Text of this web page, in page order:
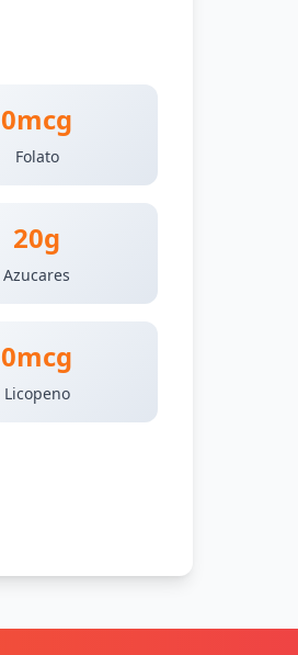
0mcg
Folato
20g
Azucares
0mcg
Licopeno